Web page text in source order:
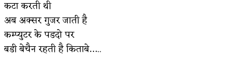
कटा करती थी
अब अक्सर गुजर जाती है
कम्प्युटर के पडदो पर
बडी बेचैन रहती है किताबे…..